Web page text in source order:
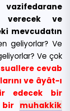
verecek ve
mevcudatın
geliyorlar? Ve
Ve çok
suallere cevab
ve âyât-ı
edecek bir
bir muhakkik